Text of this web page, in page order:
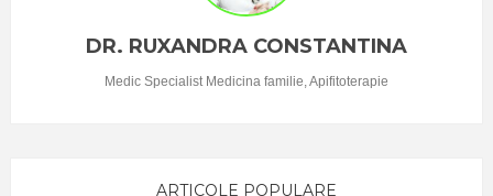
DR. RUXANDRA CONSTANTINA
Medic Specialist Medicina familie, Apifitoterapie
ARTICOLE POPULARE